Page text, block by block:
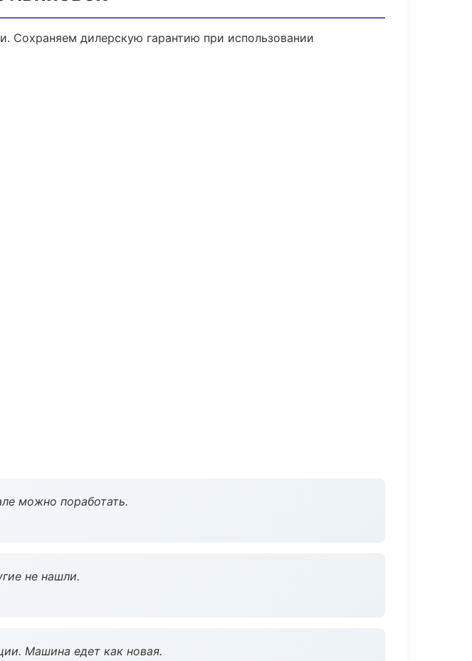
Сохраняем дилерскую гарантию при использовании
можно поработать.
не нашли.
Машина едет как новая.